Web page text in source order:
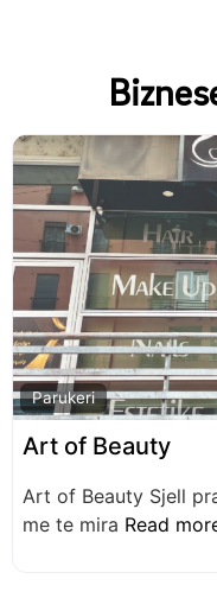
Parukeri
Art of Beauty
Art of Beauty Sjell